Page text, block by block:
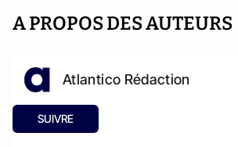
A PROPOS DES AUTEURS
Atlantico Rédaction
SUIVRE